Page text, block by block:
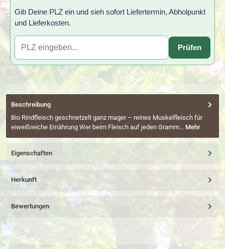
Gib Deine PLZ ein und sieh sofort Liefertermin, Abholpunkt
und Lieferkosten.
Prüfen
Beschreibung
Bio Rindfleisch geschnetzelt ganz mager – reines Muskelfleisch für
eiweißreiche Ernährung Wer beim Fleisch auf jeden Gramm… Mehr
Eigenschaften
Herkunft
Bewertungen